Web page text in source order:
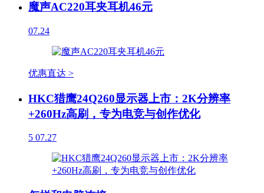
魔声AC220耳夹耳机46元
07.24
优惠直达 >
HKC猎鹰24Q260显示器上市：2K分辨率
+260Hz高刷，专为电竞与创作优化
5 07.27